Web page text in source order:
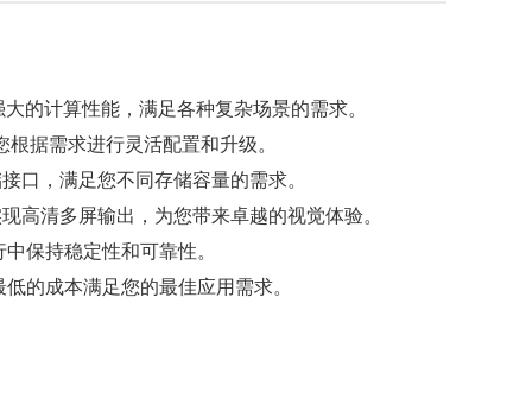
的计算性能，满足各种复杂场景的需求。
据需求进行灵活配置和升级。
口，满足您不同存储容量的需求。
高清多屏输出，为您带来卓越的视觉体验。
保持稳定性和可靠性。
的成本满足您的最佳应用需求。